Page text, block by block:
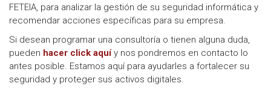
FETEIA, para analizar la gestión de su seguridad informática y
recomendar acciones específicas para su empresa.
Si desean programar una consultoría o tienen alguna duda,
pueden hacer click aquíy nos pondremos en contacto lo
antes posible. Estamos aquí para ayudarles a fortalecer su
seguridad y proteger sus activos digitales.